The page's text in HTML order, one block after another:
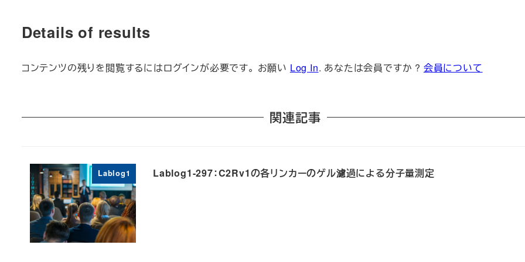
Details of results
コンテンツの残りを閲覧するにはログインが必要です。 お願い Log In. あなたは会員ですか ? 会員について
関連記事
Lablog1 Lablog1-297：C2Rv1の各リンカーのゲル濾過による分子量測定